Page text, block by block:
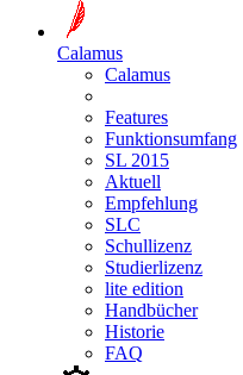
Calamus
Calamus
Features
Funktionsumfang
SL 2015
Aktuell
Empfehlung
SLC
Schullizenz
Studierlizenz
lite edition
Handbücher
Historie
FAQ